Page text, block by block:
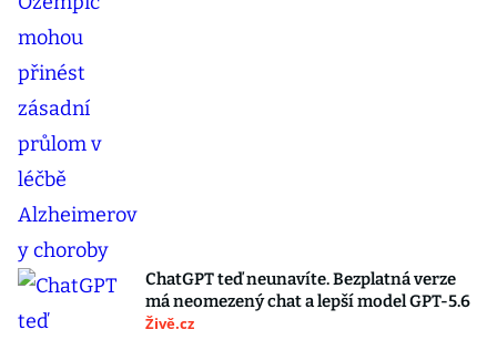
ChatGPT teď neunavíte. Bezplatná verze
má neomezený chat a lepší model GPT-5.6
Živě.cz